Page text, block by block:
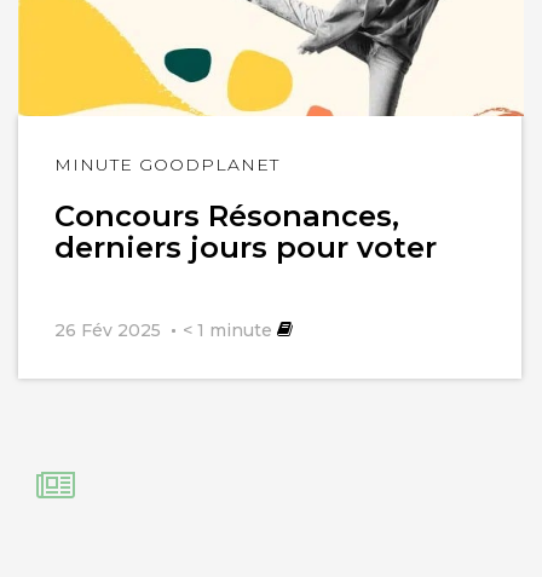
MINUTE GOODPLANET
Concours Résonances,
derniers jours pour voter
26 Fév 2025 < 1 minute
Lire